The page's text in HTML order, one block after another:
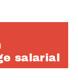
salarial